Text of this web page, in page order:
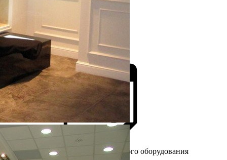
Более 25 лет на рынке торгового оборудования